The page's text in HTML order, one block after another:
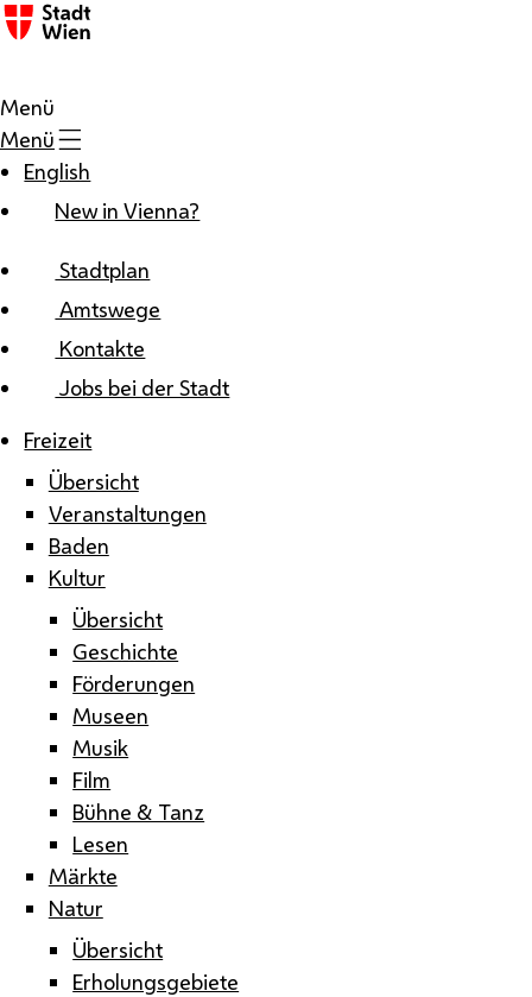
Zum Inhalt
Menü
Menü
English
New in Vienna?
Stadtplan
Amtswege
Kontakte
Jobs bei der Stadt
Freizeit
Übersicht
Veranstaltungen
Baden
Kultur
Übersicht
Geschichte
Förderungen
Museen
Musik
Film
Bühne & Tanz
Lesen
Märkte
Natur
Übersicht
Erholungsgebiete